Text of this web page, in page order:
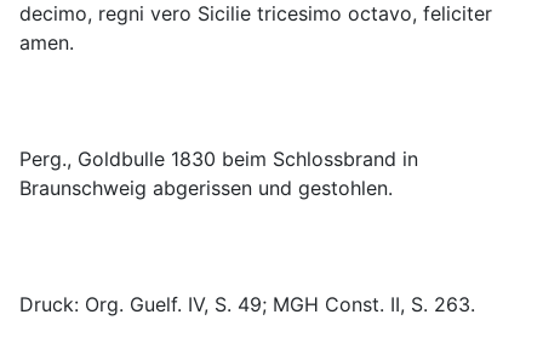
decimo, regni vero Sicilie tricesimo octavo, feliciter
Perg., Goldbulle 1830 beim Schlossbrand in
Druck: Org. Guelf. IV, S. 49; MGH Const. II, S. 263.